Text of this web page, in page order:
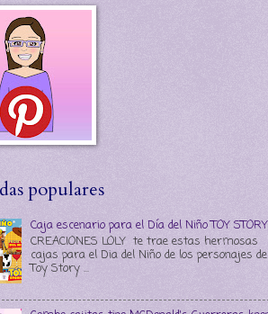
populares
Caja escenario para el Día del Niño TOY STORY
CREACIONES LOLY te trae estas hermosas
cajas para el Dia del Niño de los personajes de
Toy Story ...